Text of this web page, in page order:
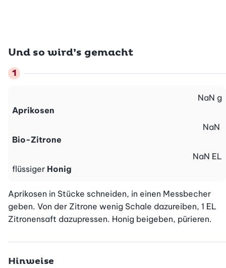
Und so wird’s gemacht
Aprikosen
NaN g
Bio-Zitrone
NaN
flüssiger Honig
NaN EL
Aprikosen in Stücke schneiden, in einen Messbecher
geben. Von der Zitrone wenig Schale dazureiben, 1 EL
Zitronensaft dazupressen. Honig beigeben, pürieren.
Hinweise